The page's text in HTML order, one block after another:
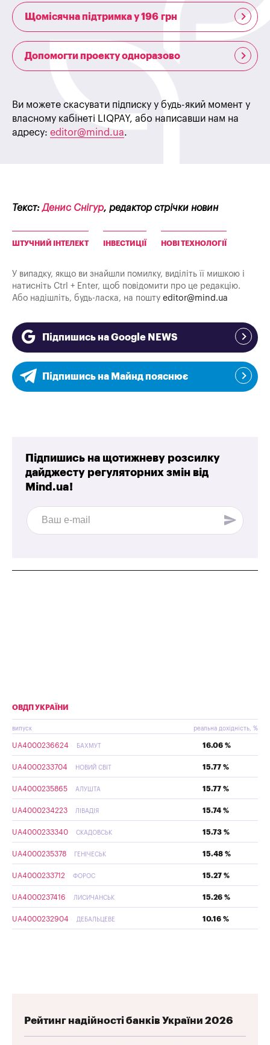
Щомісячна підтримка у 196 грн
Допомогти проекту одноразово
Ви можете скасувати підписку у будь-який момент у
власному кабінеті LIQPAY, або написавши нам на
адресу: editor@mind.ua.
Текст:Денис Снігур, редактор стрічки новин
ШТУЧНИЙ ІНТЕЛЕКТ ІНВЕСТИЦІЇ НОВІ ТЕХНОЛОГІЇ
У випадку, якщо ви знайшли помилку, виділіть її мишкою і
натисніть Ctrl + Enter, щоб повідомити про це редакцію.
Або надішліть, будь-ласка, на пошту editor@mind.ua
Підпишись на Google NEWS
Підпишись на Майнд пояснює
Підпишись на щотижневу розсилку
дайджесту регуляторних змін від
Mind.ua!
ОВДП УКРАЇНИ
випуск реальна дохідність, %
UA4000236624 БАХМУТ 16.06 %
UA4000233704 НОВИЙ СВІТ 15.77 %
UA4000235865 АЛУШТА 15.77 %
UA4000234223 ЛІВАДІЯ 15.74 %
UA4000233340 СКАДОВСЬК 15.73 %
UA4000235378 ГЕНІЧЕСЬК 15.48 %
UA4000233712 ФОРОС 15.27 %
UA4000237416 ЛИСИЧАНСЬК 15.26 %
UA4000232904 ДЕБАЛЬЦЕВЕ 10.16 %
Рейтинг надійності банків України 2026